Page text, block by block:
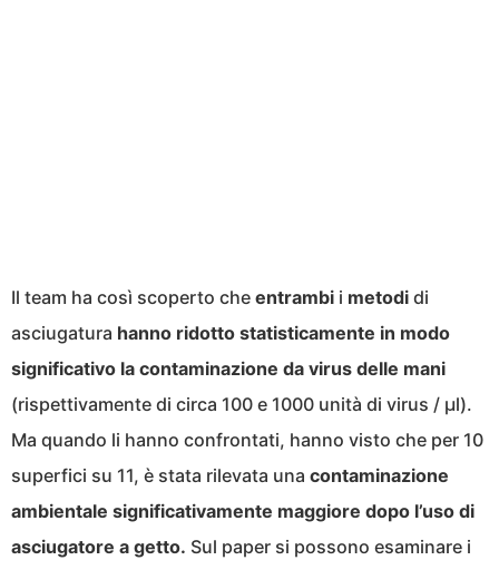
Il team ha così scoperto che entrambi i metodi di
asciugatura hanno ridotto statisticamente in modo
significativo la contaminazione da virus delle mani
(rispettivamente di circa 100 e 1000 unità di virus / μl).
Ma quando li hanno confrontati, hanno visto che per 10
superfici su 11, è stata rilevata una contaminazione
ambientale significativamente maggiore dopo l’uso di
asciugatore a getto. Sul paper si possono esaminare i